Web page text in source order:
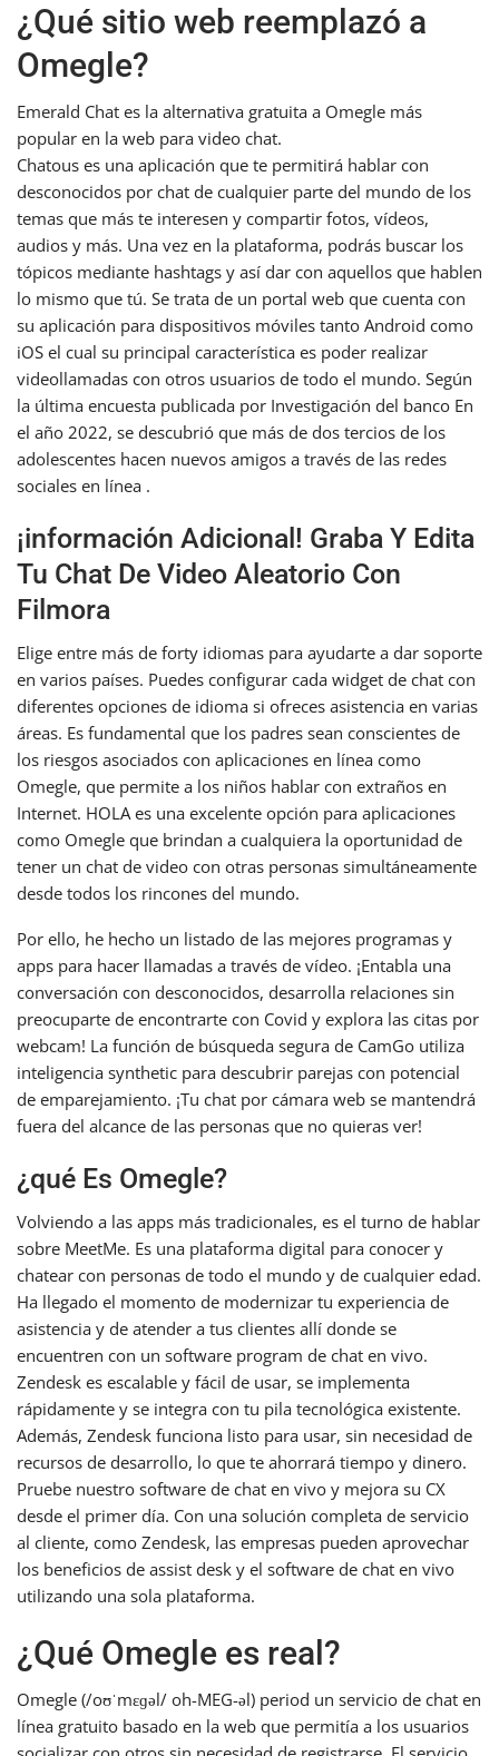
¿Qué sitio web reemplazó a
Omegle?
Emerald Chat es la alternativa gratuita a Omegle más
popular en la web para video chat.
Chatous es una aplicación que te permitirá hablar con
desconocidos por chat de cualquier parte del mundo de los
temas que más te interesen y compartir fotos, vídeos,
audios y más. Una vez en la plataforma, podrás buscar los
tópicos mediante hashtags y así dar con aquellos que hablen
lo mismo que tú. Se trata de un portal web que cuenta con
su aplicación para dispositivos móviles tanto Android como
iOS el cual su principal característica es poder realizar
videollamadas con otros usuarios de todo el mundo. Según
la última encuesta publicada por Investigación del banco En
el año 2022, se descubrió que más de dos tercios de los
adolescentes hacen nuevos amigos a través de las redes
sociales en línea .
¡información Adicional! Graba Y Edita
Tu Chat De Video Aleatorio Con
Filmora
Elige entre más de forty idiomas para ayudarte a dar soporte
en varios países. Puedes configurar cada widget de chat con
diferentes opciones de idioma si ofreces asistencia en varias
áreas. Es fundamental que los padres sean conscientes de
los riesgos asociados con aplicaciones en línea como
Omegle, que permite a los niños hablar con extraños en
Internet. HOLA es una excelente opción para aplicaciones
como Omegle que brindan a cualquiera la oportunidad de
tener un chat de video con otras personas simultáneamente
desde todos los rincones del mundo.
Por ello, he hecho un listado de las mejores programas y
apps para hacer llamadas a través de vídeo. ¡Entabla una
conversación con desconocidos, desarrolla relaciones sin
preocuparte de encontrarte con Covid y explora las citas por
webcam! La función de búsqueda segura de CamGo utiliza
inteligencia synthetic para descubrir parejas con potencial
de emparejamiento. ¡Tu chat por cámara web se mantendrá
fuera del alcance de las personas que no quieras ver!
¿qué Es Omegle?
Volviendo a las apps más tradicionales, es el turno de hablar
sobre MeetMe. Es una plataforma digital para conocer y
chatear con personas de todo el mundo y de cualquier edad.
Ha llegado el momento de modernizar tu experiencia de
asistencia y de atender a tus clientes allí donde se
encuentren con un software program de chat en vivo.
Zendesk es escalable y fácil de usar, se implementa
rápidamente y se integra con tu pila tecnológica existente.
Además, Zendesk funciona listo para usar, sin necesidad de
recursos de desarrollo, lo que te ahorrará tiempo y dinero.
Pruebe nuestro software de chat en vivo y mejora su CX
desde el primer día. Con una solución completa de servicio
al cliente, como Zendesk, las empresas pueden aprovechar
los beneficios de assist desk y el software de chat en vivo
utilizando una sola plataforma.
¿Qué Omegle es real?
Omegle (/oʊˈmɛɡəl/ oh-MEG-əl) period un servicio de chat en
línea gratuito basado en la web que permitía a los usuarios